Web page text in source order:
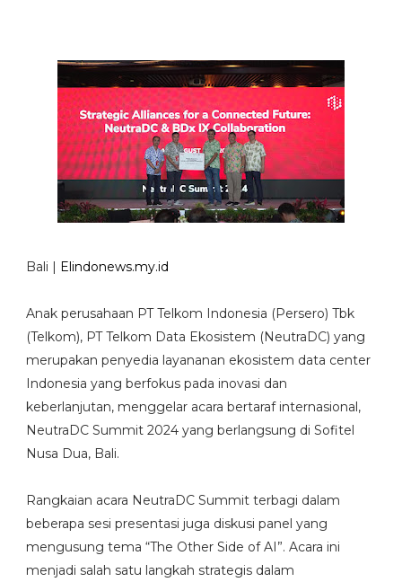
Bali | Elindonews.my.id
Anak perusahaan PT Telkom Indonesia (Persero) Tbk
(Telkom), PT Telkom Data Ekosistem (NeutraDC) yang
merupakan penyedia layananan ekosistem data center
Indonesia yang berfokus pada inovasi dan
keberlanjutan, menggelar acara bertaraf internasional,
NeutraDC Summit 2024 yang berlangsung di Sofitel
Nusa Dua, Bali.
Rangkaian acara NeutraDC Summit terbagi dalam
beberapa sesi presentasi juga diskusi panel yang
mengusung tema “The Other Side of AI”. Acara ini
menjadi salah satu langkah strategis dalam